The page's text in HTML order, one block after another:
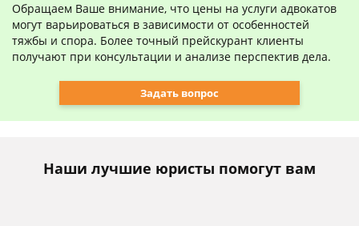
Обращаем Ваше внимание, что цены на услуги адвокатов
могут варьироваться в зависимости от особенностей
тяжбы и спора. Более точный прейскурант клиенты
получают при консультации и анализе перспектив дела.
Задать вопрос
Наши лучшие юристы помогут вам